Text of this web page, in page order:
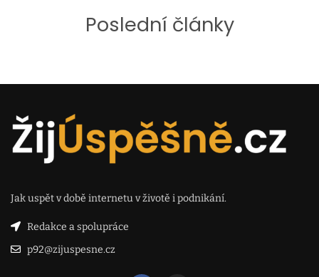
Poslední články
Jak uspět v době internetu v životě i podnikání.
Redakce a spolupráce
p92@zijuspesne.cz